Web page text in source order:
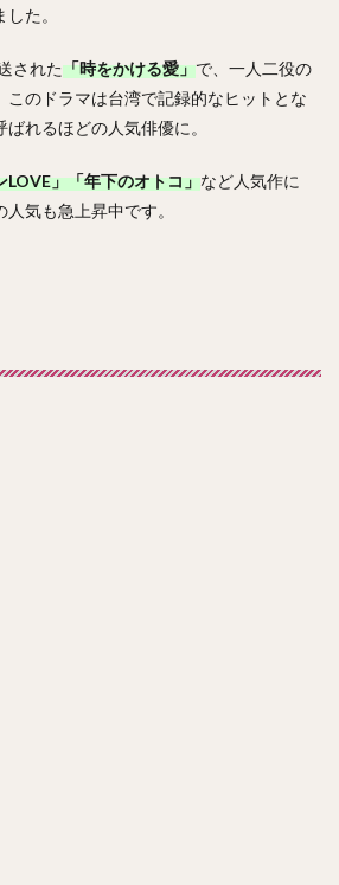
た。
された「時をかける愛」で、一人二役の
このドラマは台湾で記録的なヒットとな
れるほどの人気俳優に。
LOVE」「年下のオトコ」など人気作に
気も急上昇中です。